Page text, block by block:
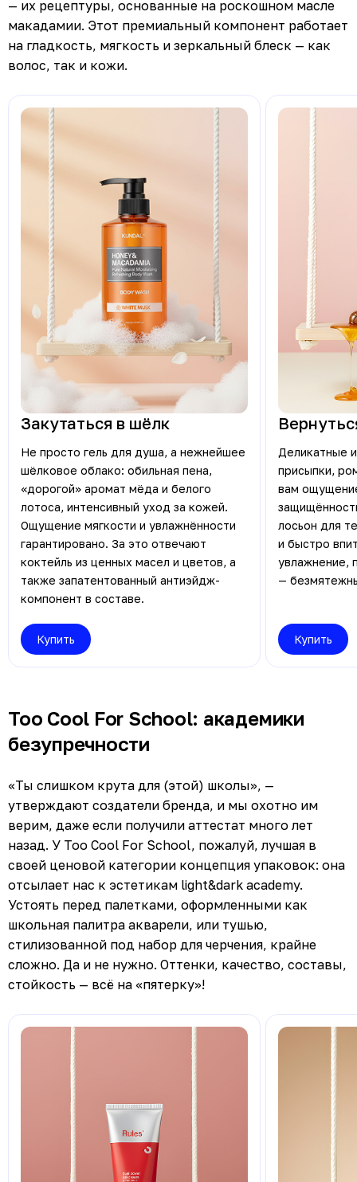
— их рецептуры, основанные на роскошном масле
макадамии. Этот премиальный компонент работает
на гладкость, мягкость и зеркальный блеск — как
волос, так и кожи.
Закутаться в шёлк
Не просто гель для душа, а нежнейшее
шёлковое облако: обильная пена,
«дорогой» аромат мёда и белого
лотоса, интенсивный уход за кожей.
Ощущение мягкости и увлажнённости
гарантировано. За это отвечают
коктейль из ценных масел и цветов, а
также запатентованный антиэйдж-
компонент в составе.
Купить
Деликатные
присыпки,
вам
лосьон для
и быстро
увлажнение,
—
Купить
Too Cool For School: академики
безупречности
«Ты слишком крута для (этой) школы», —
утверждают создатели бренда, и мы охотно им
верим, даже если получили аттестат много лет
назад. У Too Cool For School, пожалуй, лучшая в
своей ценовой категории концепция упаковок: она
отсылает нас к эстетикам light&dark academy.
Устоять перед палетками, оформленными как
школьная палитра акварели, или тушью,
стилизованной под набор для черчения, крайне
сложно. Да и не нужно. Оттенки, качество, составы,
стойкость — всё на «пятерку»!